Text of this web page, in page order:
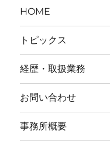
ョ
ン
HOME
トピックス
経歴・取扱業務
お問い合わせ
事務所概要